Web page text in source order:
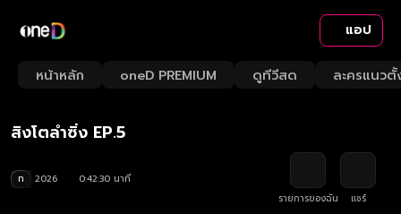
แอป
หน้าหลัก oneD PREMIUM ดูทีวีสด ละครแนวตั้
Loaded:
2.33%
Rate
สิงโตลำซิ่ง EP.5
ท 2026
0:42:30 นาที
รายการของฉัน
แชร์